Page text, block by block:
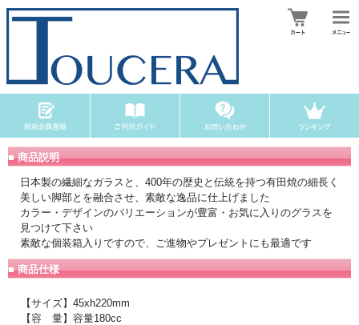
■ 商品説明
日本製の繊細なガラスと、400年の歴史と伝統を持つ有田焼の細長く
美しい脚部とを融合させ、素敵な逸品に仕上げました
カラー・デザインのバリエーションが豊富・お気に入りのグラスを
見つけて下さい
素敵な個装箱入りですので、ご進物やプレゼントにも最適です
■ 商品仕様
【サイズ】45xh220mm
【容 量】容量180cc